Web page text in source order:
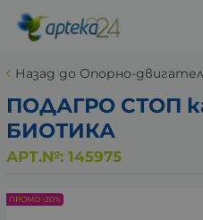
Назад до Опорно-
ПОДАГРО СТОП
БИОТИКА
АРТ.№: 145975
ПРОМО -20%